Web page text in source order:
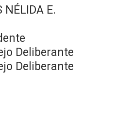
NÉLIDA E.
Deliberante
Deliberante